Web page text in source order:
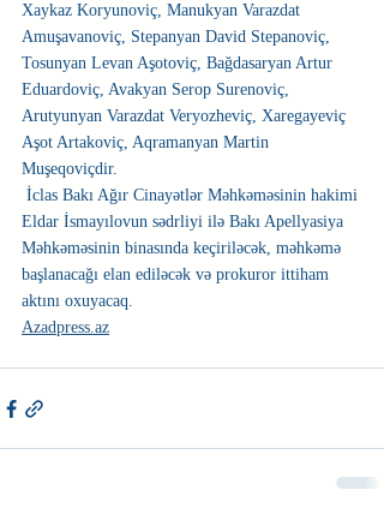
Xaykaz Koryunoviç, Manukyan Varazdat
Amuşavanoviç, Stepanyan David Stepanoviç,
Tosunyan Levan Aşotoviç, Bağdasaryan Artur
Eduardoviç, Avakyan Serop Surenoviç,
Arutyunyan Varazdat Veryozheviç, Xaregayeviç
Aşot Artakoviç, Aqramanyan Martin
Muşeqoviçdir.
Eldar İsmayılovun sədrliyi ilə Bakı Apellyasiya
Məhkəməsinin binasında keçiriləcək, məhkəmə
başlanacağı elan ediləcək və prokuror ittiham
aktını oxuyacaq.
Azadpress.az